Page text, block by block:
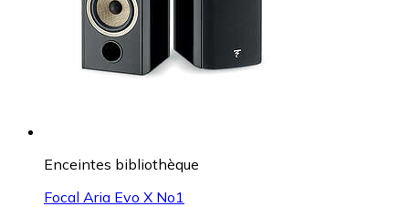
Enceintes bibliothèque
Focal Aria Evo X No1